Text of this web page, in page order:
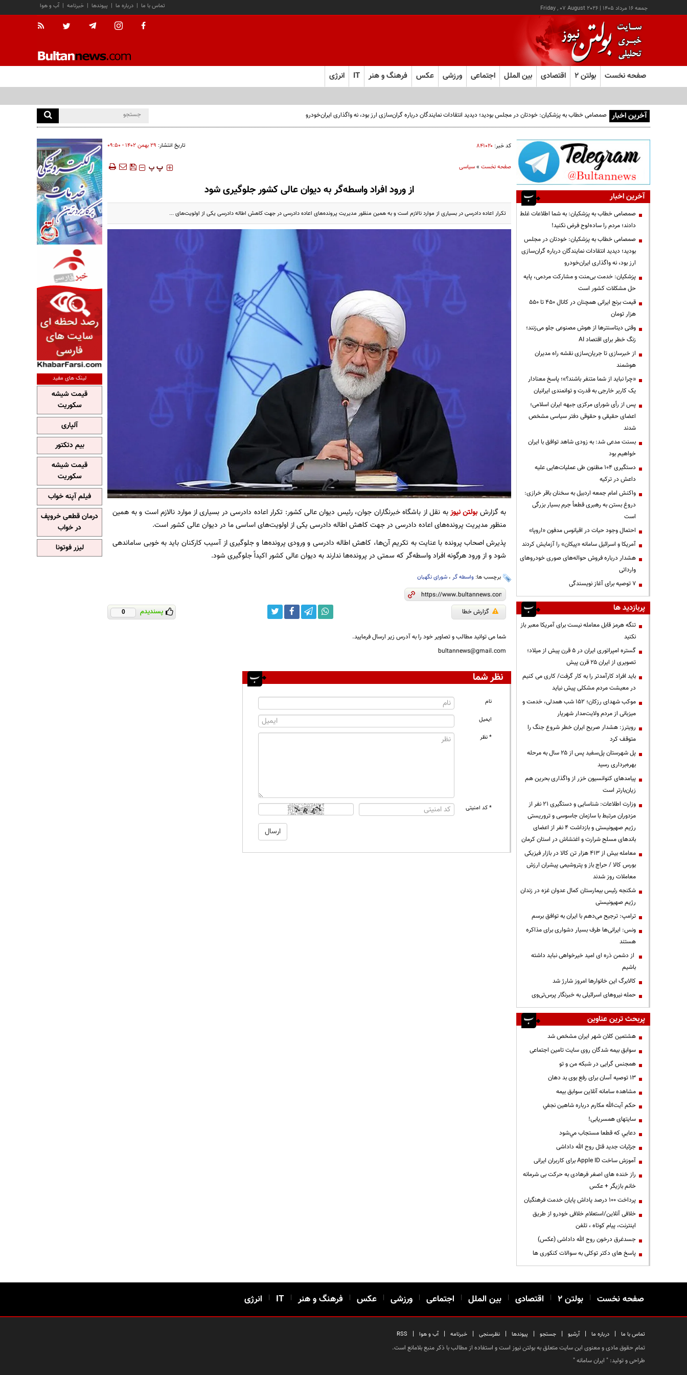
جمعه ۱۶ مرداد ۱۴۰۵ |
Friday , 07 August 2026 آب و هوا | خبرنامه | پیوندها | درباره ما | تماس با ما
صفحه نخست بولتن ۲ اقتصادی بین الملل اجتماعی ورزشی عکس فرهنگ و هنر IT انرژی
آخرین اخبار صمصامی خطاب به پزشکیان: خودتان در مجلس بودید؛ دیدید انتقادات نمایندگان درباره گران‌سازی ارز بود، نه واگذاری ایران‌خودرو
کد خبر: ۸۴۱۰۲۰ تاریخ انتشار: ۲۹ بهمن ۱۴۰۲ - ۰۹:۵۰
صفحه نخست»سیاسی ‍‍‍ پ پ
از ورود افراد واسطه‌گر به دیوان عالی کشور جلوگیری شود
تکرار اعاده دادرسی در بسیاری از موارد نالازم است و به همین منظور مدیریت پرونده‌های اعاده دادرسی در جهت کاهش اطاله دادرسی یکی از اولویت‌های ...
به گزارش بولتن نیوزبه نقل از باشگاه خبرنگاران جوان، رئیس دیوان عالی کشور: تکرار اعاده دادرسی در بسیاری از موارد نالازم است و به همین
منظور مدیریت پرونده‌های اعاده دادرسی در جهت کاهش اطاله دادرسی یکی از اولویت‌های اساسی ما در دیوان عالی کشور است.
پذیرش اصحاب پرونده با عنایت به تکریم آن‌ها، کاهش اطاله دادرسی و ورودی پرونده‌ها و جلوگیری از آسیب کارکنان باید به خوبی ساماندهی
شود و از ورود هرگونه افراد واسطه‌گر که سمتی در پرونده‌ها ندارند به دیوان عالی کشور اکیداً جلوگیری شود.
برچسب ها: واسطه گر، شورای نگهبان
گزارش خطا پسندیدم 0
شما می توانید مطالب و تصاویر خود را به آدرس زیر ارسال فرمایید.
bultannews@gmail.com
نظر شما
نام
ایمیل
* نظر
* کد امنیتی
آخرین اخبار
صمصامی خطاب به پزشکیان: به شما اطلاعات غلط
دادند؛ مردم را ساده‌لوح فرض نکنید!
صمصامی خطاب به پزشکیان: خودتان در مجلس
بودید؛ دیدید انتقادات نمایندگان درباره گران‌سازی
ارز بود، نه واگذاری ایران‌خودرو
پزشکیان: خدمت بی‌منت و مشارکت مردمی، پایه
حل مشکلات کشور است
قیمت‌ برنج ایرانی همچنان در کانال ۴۵۰ تا ۵۵۰
هزار تومان
وقتی دیتاسنترها از هوش مصنوعی جلو می‌زنند؛
زنگ خطر برای اقتصاد AI
از خبرسازی تا جریان‌سازی نقشه راه مدیران
هوشمند
«چرا نباید از شما متنفر باشند؟»؛ پاسخ معنادار
یک کاربر خارجی به قدرت و توانمندی ایرانیان
پس از رأی شورای مرکزی جبهه ایران اسلامی؛
اعضای حقیقی و حقوقی دفتر سیاسی مشخص
شدند
بسنت مدعی شد: به زودی شاهد توافق با ایران
خواهیم بود
دستگیری ۱۰۴ مظنون طی عملیات‌هایی علیه
داعش در ترکیه
واکنش امام جمعه اردبیل به سخنان باقر خرازی:
دروغ بستن به رهبری قطعاً جرم بسیار بزرگی
است
احتمال وجود حیات در اقیانوس مدفون «اروپا»
آمریکا و اسرائیل سامانه «پیکان» را آزمایش کردند
هشدار درباره فروش حواله‌های صوری خودروهای
وارداتی
۷ توصیه برای آغاز نویسندگی
پربازدید ها
تنگه هرمز قابل معامله نیست برای آمریکا معبر باز
نکنید
گستره امپراتوری ایران در ۵ قرن پیش از میلاد؛
تصویری از ایران ۲۵ قرن پیش
باید افراد کارآمدتر را به کار گرفت/ کاری می کنیم
در معیشت مردم مشکلی پیش نیاید
موکب شهدای رزکان؛ ۱۵۲ شب همدلی، خدمت و
میزبانی از مردم ولایت‌مدار شهریار
رویترز: هشدار صریح ایران خطر شروع جنگ را
متوقف کرد
پل شهرستان پل‌سفید پس از ۲۵ سال به مرحله
بهره‌برداری رسید
پیامدهای کنوانسیون خزر از واگذاری بحرین هم
زیان‌بارتر است
وزارت اطلاعات: شناسایی و دستگیری ۲۱ نفر از
مزدوران مرتبط با سازمان جاسوسی و تروریستی
رژیم صهیونیستی و بازداشت ۴ نفر از اعضای
باندهای مسلح شرارت و اغتشاش در استان کرمان
معامله بیش از ۴۱۳ هزار تن کالا در بازار فیزیکی
بورس کالا / حراج باز و پتروشیمی پیشران ارزش
معاملات روز شدند
شکنجه رئیس بیمارستان کمال عدوان غزه در زندان
رژیم صهیونیستی
ترامپ: ترجیح می‌دهم با ایران به توافق برسم
ونس: ایرانی‌ها طرف بسیار دشواری برای مذاکره
هستند
از دشمن ذره ای امید خیرخواهی نباید داشته
باشیم
کالابرگ این خانوارها امروز شارژ شد
حمله نیروهای اسرائیلی به خبرنگار پرس‌تی‌وی
پربحث ترین عناوین
هشتمین کلان شهر ایران مشخص شد
سوابق بیمه شدگان روی سایت تامین اجتماعی
همجنس گرایی در شبکه من و تو
13 توصیه آسان برای رفع بوی بد دهان
مشاهده سامانه آنلاين سوابق بیمه
حكم آيت‌الله مكارم درباره شاهين نجفي
سایتهای همسریابی!
دعايي كه قطعا مستجاب مي‌شود
جزئیات جدید قتل روح الله داداشی
آموزش ساخت Apple ID برای کاربران ایرانی
راز خنده های اصغر فرهادی به حرکت بی شرمانه
خانم بازیگر + عکس
پرداخت ۱۰۰ درصد پاداش پایان خدمت فرهنگیان
خلافی آنلاین/استعلام خلافی خودرو از طریق
اینترنت، پیام کوتاه ، تلفن
جسدغرق درخون روح الله داداشی (عکس)
پاسخ های دکتر توکلی به سوالات کنکوری ها
لینک های مفید
قیمت شیشه
سکوریت
آلپاری
بیم دتکتور
قیمت شیشه
سکوریت
فیلم آپنه خواب
درمان قطعی خروپف
در خواب
لیزر فوتونا
صفحه نخست | بولتن ۲ | اقتصادی | بین الملل | اجتماعی | ورزشی | عکس | فرهنگ و هنر |
IT
| انرژی
تماس با ما | درباره ما | آرشیو | جستجو | پیوندها | نظرسنجی | خبرنامه | آب و هوا |
RSS
تمام حقوق مادی و معنوی این سایت متعلق به بولتن نیوز است و استفاده از مطالب با ذکر منبع بلامانع است.
طراحی و تولید: " ایران سامانه"